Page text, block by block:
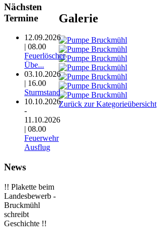
Galerie
Zurück zur Kategorieübersicht
Nächsten
Termine
12.09.2026
| 08.00
Feuerlöscher
Übe...
03.10.2026
| 16.00
Sturmstand
10.10.2026
-
11.10.2026
| 08.00
Feuerwehr
Ausflug
News
!! Plakette beim
Landesbewerb -
Bruckmühl
schreibt
Geschichte !!